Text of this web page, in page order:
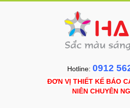
Hotline: 0912
ĐƠN VỊ THIẾT KẾ BÁO
NIÊN CHUYÊN